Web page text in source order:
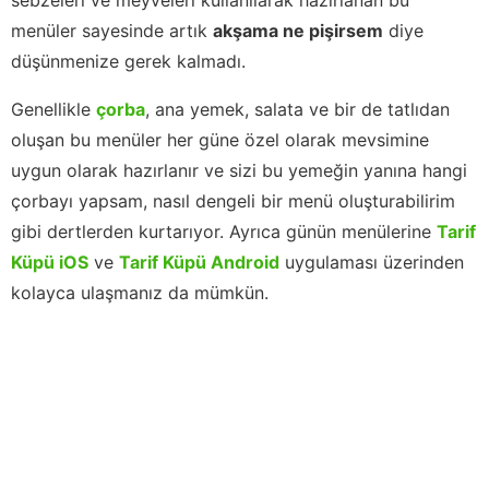
menüler sayesinde artık akşama ne pişirsem diye
düşünmenize gerek kalmadı.
Genellikle çorba, ana yemek, salata ve bir de tatlıdan
oluşan bu menüler her güne özel olarak mevsimine
uygun olarak hazırlanır ve sizi bu yemeğin yanına hangi
çorbayı yapsam, nasıl dengeli bir menü oluşturabilirim
gibi dertlerden kurtarıyor. Ayrıca günün menülerine Tarif
Küpü iOS ve Tarif Küpü Android uygulaması üzerinden
kolayca ulaşmanız da mümkün.